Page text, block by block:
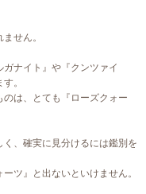
せん。
ガナイト』や『クンツァイ
。
は、とても『ローズクォー
、確実に見分けるには鑑別を
ツ』と出ないといけません。